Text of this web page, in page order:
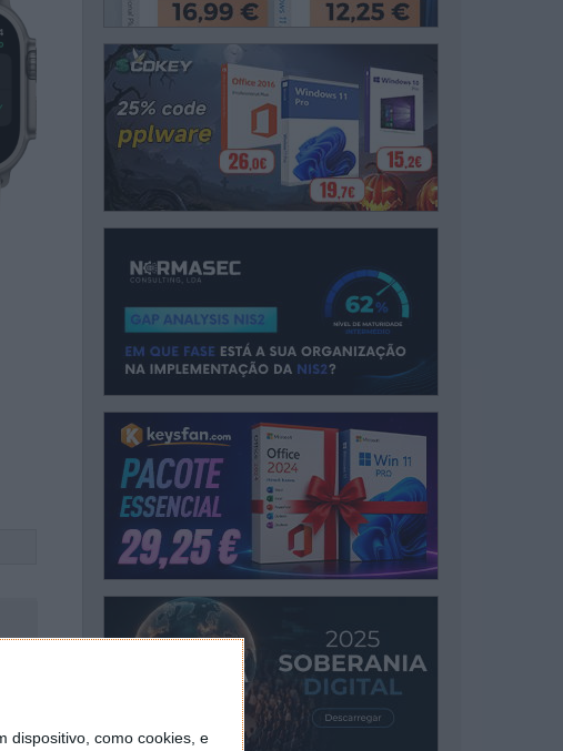
dispositivo, como cookies, e